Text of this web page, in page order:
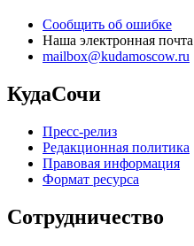
Сообщить об ошибке
Наша электронная почта
mailbox@kudamoscow.ru
КудаСочи
Пресс-релиз
Редакционная политика
Правовая информация
Формат ресурса
Сотрудничество